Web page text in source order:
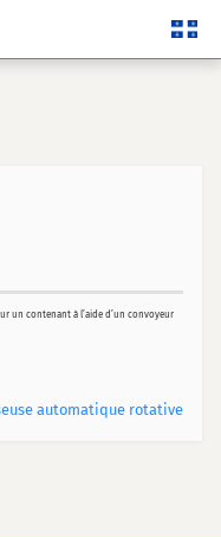
un contenant à l’aide d’un convoyeur
automatique rotative